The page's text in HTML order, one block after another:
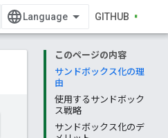
GITHUB
このページの内容
サンドボックス化の理
由
使用するサンドボック
ス戦略
サンドボックス化のデ